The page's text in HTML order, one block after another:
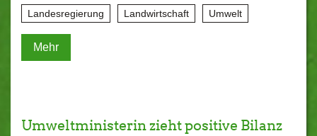
Landesregierung Landwirtschaft Umwelt
Mehr
Umweltministerin zieht positive Bilanz